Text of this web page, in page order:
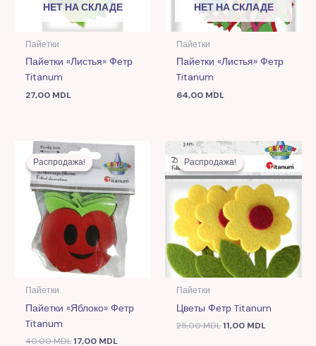
НЕТ НА СКЛАДЕ
Пайетки
Пайетки «Листья» Фетр
Titanum
27,00 MDL
НЕТ НА СКЛАДЕ
Пайетки
Пайетки «Листья» Фетр
Titanum
64,00 MDL
Распродажа!
Распродажа!
Пайетки
Пайетки «Яблоко» Фетр
Titanum
40,00MDL
Первоначальная
цена
составляла
40,00 MDL.
17,00 MDL
Текущая
цена:
17,00 MDL.
Распродажа!
Распродажа!
Пайетки
Цветы Фетр Titanum
25,00MDL
Первоначальная
цена
составляла
25,00 MDL.
11,00 MDL
Текущая
цена:
11,00 MDL.